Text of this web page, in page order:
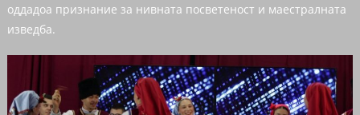
оддадоа признание за нивната посветеност и маестралната
изведба.